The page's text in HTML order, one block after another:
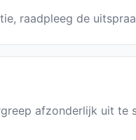
raadpleeg de
afzonderlijk uit te